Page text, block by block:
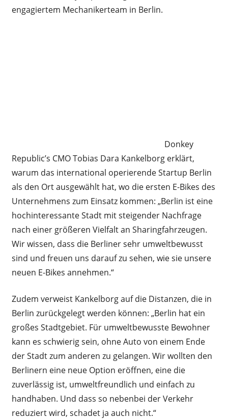
engagiertem Mechanikerteam in Berlin.
Donkey
Republic’s CMO Tobias Dara Kankelborg erklärt,
warum das international operierende Startup Berlin
als den Ort ausgewählt hat, wo die ersten E-Bikes des
Unternehmens zum Einsatz kommen: „Berlin ist eine
hochinteressante Stadt mit steigender Nachfrage
nach einer größeren Vielfalt an Sharingfahrzeugen.
Wir wissen, dass die Berliner sehr umweltbewusst
sind und freuen uns darauf zu sehen, wie sie unsere
neuen E-Bikes annehmen.“
Zudem verweist Kankelborg auf die Distanzen, die in
Berlin zurückgelegt werden können: „Berlin hat ein
großes Stadtgebiet. Für umweltbewusste Bewohner
kann es schwierig sein, ohne Auto von einem Ende
der Stadt zum anderen zu gelangen. Wir wollten den
Berlinern eine neue Option eröffnen, eine die
zuverlässig ist, umweltfreundlich und einfach zu
handhaben. Und dass so nebenbei der Verkehr
reduziert wird, schadet ja auch nicht.“